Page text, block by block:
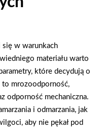
się w warunkach
materiału warto
które decydują o
mrozoodporność,
odporność mechaniczna.
i odmarzania, jak
aby nie pękał pod